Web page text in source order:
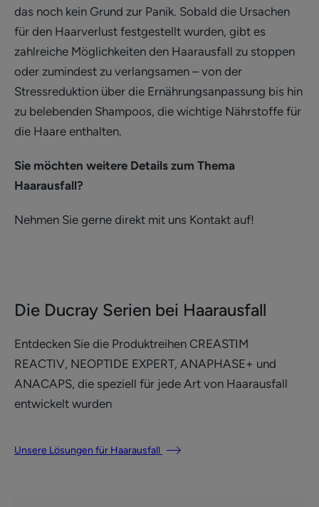
das noch kein Grund zur Panik. Sobald die Ursachen
für den Haarverlust festgestellt wurden, gibt es
zahlreiche Möglichkeiten den Haarausfall zu stoppen
oder zumindest zu verlangsamen – von der
Stressreduktion über die Ernährungsanpassung bis hin
zu belebenden Shampoos, die wichtige Nährstoffe für
die Haare enthalten.
Sie möchten weitere Details zum Thema
Haarausfall?
Nehmen Sie gerne direkt mit uns Kontakt auf!
Die Ducray Serien bei Haarausfall
Entdecken Sie die Produktreihen CREASTIM
REACTIV, NEOPTIDE EXPERT, ANAPHASE+ und
ANACAPS, die speziell für jede Art von Haarausfall
entwickelt wurden
Unsere Lösungen für Haarausfall